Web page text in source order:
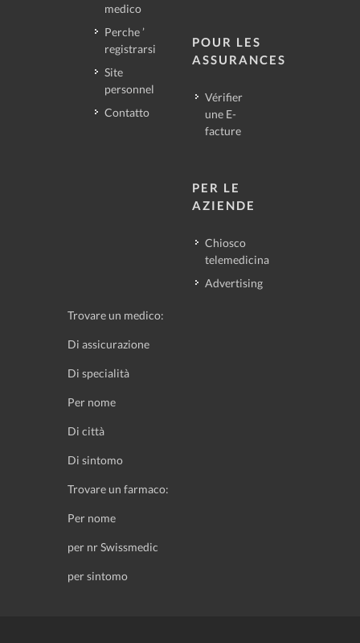
medico
Perche ’
registrarsi
Site
personnel
Contatto
POUR LES
ASSURANCES
Vérifier
une E-
facture
PER LE
AZIENDE
Chiosco
telemedicina
Advertising
Trovare un medico:
Di assicurazione
Di specialità
Per nome
Di città
Di sintomo
Trovare un farmaco:
Per nome
per nr Swissmedic
per sintomo